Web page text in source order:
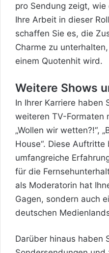
pro Sendung zeigt,
Ihre Arbeit in dieser
schaffen Sie es, die
Charme zu
einem Quotenhit wird.
Weitere Shows
In Ihrer Karriere haben
weiteren TV-Formaten
„Wollen wir wetten?!“,
House“. Diese Auftritte
umfangreiche
für die
als Moderatorin hat
Gagen, sondern auch
deutschen
Darüber hinaus haben